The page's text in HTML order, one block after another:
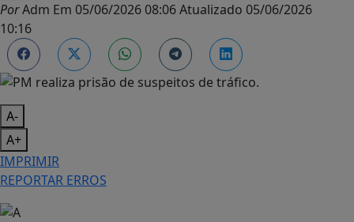
PorAdm Em 05/06/2026 08:06Atualizado 05/06/2026
10:16
A-
A+
IMPRIMIR
REPORTAR ERROS